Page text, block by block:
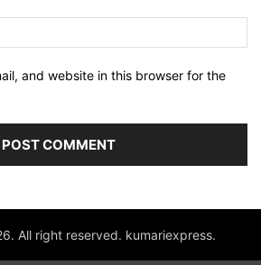
and website in this browser for the
All right reserved. kumariexpress.